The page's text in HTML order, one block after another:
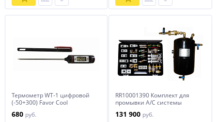
Термометр WT-1 цифровой
(-50+300) Favor Cool
680 руб.
RR10001390 Комплект для
промывки A/C системы
131 900 руб.